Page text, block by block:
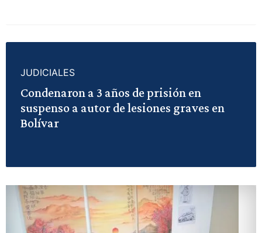
JUDICIALES
Condenaron a 3 años de prisión en
suspenso a autor de lesiones graves en
Bolívar